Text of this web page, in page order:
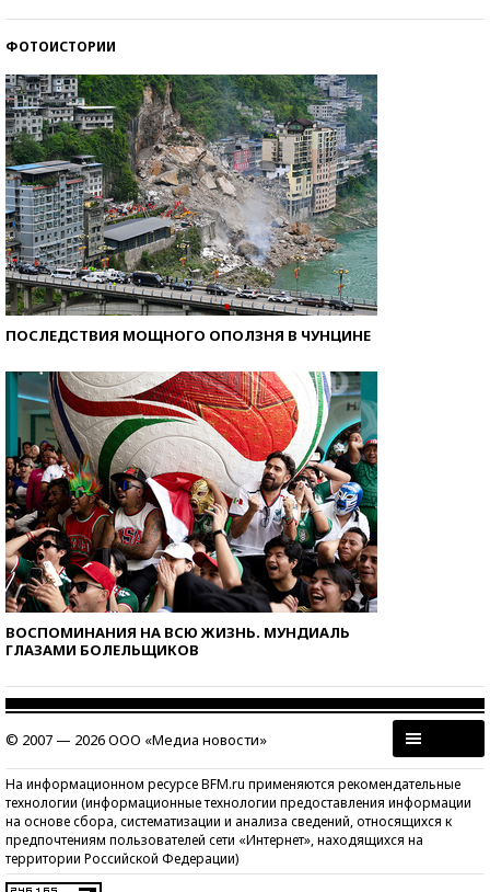
ФОТОИСТОРИИ
ПОСЛЕДСТВИЯ МОЩНОГО ОПОЛЗНЯ В ЧУНЦИНЕ
ВОСПОМИНАНИЯ НА ВСЮ ЖИЗНЬ. МУНДИАЛЬ
ГЛАЗАМИ БОЛЕЛЬЩИКОВ
© 2007 — 2026 ООО «Медиа новости»
На информационном ресурсе BFM.ru применяются рекомендательные
технологии (информационные технологии предоставления информации
на основе сбора, систематизации и анализа сведений, относящихся к
предпочтениям пользователей сети «Интернет», находящихся на
территории Российской Федерации)